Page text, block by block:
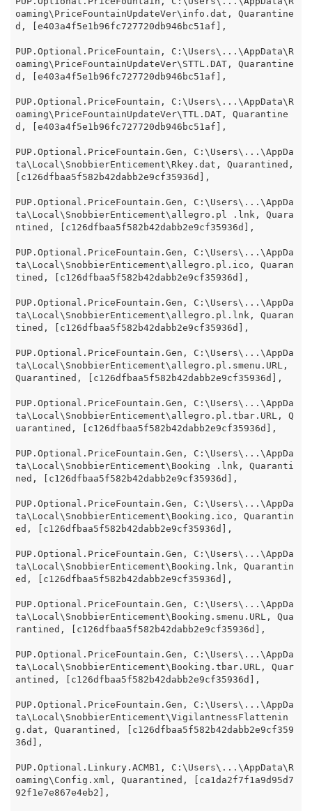
oaming\PriceFountainUpdateVer\info.dat, Quarantine
d, [e403a4f5e1b96fc727720db946bc51af],
PUP.Optional.PriceFountain, C:\Users\...\AppData\R
oaming\PriceFountainUpdateVer\STTL.DAT, Quarantine
d, [e403a4f5e1b96fc727720db946bc51af],
PUP.Optional.PriceFountain, C:\Users\...\AppData\R
oaming\PriceFountainUpdateVer\TTL.DAT, Quarantine
d, [e403a4f5e1b96fc727720db946bc51af],
PUP.Optional.PriceFountain.Gen, C:\Users\...\AppDa
ta\Local\SnobbierEnticement\Rkey.dat, Quarantined,
[c126dfbaa5f582b42dabb2e9cf35936d],
PUP.Optional.PriceFountain.Gen, C:\Users\...\AppDa
ta\Local\SnobbierEnticement\allegro.pl .lnk, Quara
ntined, [c126dfbaa5f582b42dabb2e9cf35936d],
PUP.Optional.PriceFountain.Gen, C:\Users\...\AppDa
ta\Local\SnobbierEnticement\allegro.pl.ico, Quaran
tined, [c126dfbaa5f582b42dabb2e9cf35936d],
PUP.Optional.PriceFountain.Gen, C:\Users\...\AppDa
ta\Local\SnobbierEnticement\allegro.pl.lnk, Quaran
tined, [c126dfbaa5f582b42dabb2e9cf35936d],
PUP.Optional.PriceFountain.Gen, C:\Users\...\AppDa
ta\Local\SnobbierEnticement\allegro.pl.smenu.URL,
Quarantined, [c126dfbaa5f582b42dabb2e9cf35936d],
PUP.Optional.PriceFountain.Gen, C:\Users\...\AppDa
ta\Local\SnobbierEnticement\allegro.pl.tbar.URL, Q
uarantined, [c126dfbaa5f582b42dabb2e9cf35936d],
PUP.Optional.PriceFountain.Gen, C:\Users\...\AppDa
ta\Local\SnobbierEnticement\Booking .lnk, Quaranti
ned, [c126dfbaa5f582b42dabb2e9cf35936d],
PUP.Optional.PriceFountain.Gen, C:\Users\...\AppDa
ta\Local\SnobbierEnticement\Booking.ico, Quarantin
ed, [c126dfbaa5f582b42dabb2e9cf35936d],
PUP.Optional.PriceFountain.Gen, C:\Users\...\AppDa
ta\Local\SnobbierEnticement\Booking.lnk, Quarantin
ed, [c126dfbaa5f582b42dabb2e9cf35936d],
PUP.Optional.PriceFountain.Gen, C:\Users\...\AppDa
ta\Local\SnobbierEnticement\Booking.smenu.URL, Qua
rantined, [c126dfbaa5f582b42dabb2e9cf35936d],
PUP.Optional.PriceFountain.Gen, C:\Users\...\AppDa
ta\Local\SnobbierEnticement\Booking.tbar.URL, Quar
antined, [c126dfbaa5f582b42dabb2e9cf35936d],
PUP.Optional.PriceFountain.Gen, C:\Users\...\AppDa
ta\Local\SnobbierEnticement\VigilantnessFlattenin
g.dat, Quarantined, [c126dfbaa5f582b42dabb2e9cf359
36d],
PUP.Optional.Linkury.ACMB1, C:\Users\...\AppData\R
oaming\Config.xml, Quarantined, [ca1da2f7f1a9d95d7
92f1e7e867e4eb2],